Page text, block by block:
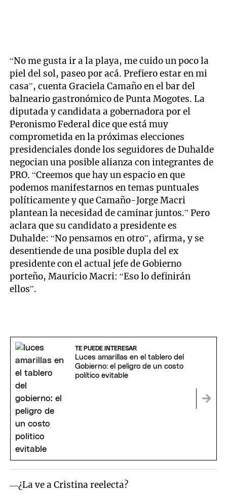
“No me gusta ir a la playa, me cuido un poco la
piel del sol, paseo por acá. Prefiero estar en mi
casa”, cuenta Graciela Camaño en el bar del
balneario gastronómico de Punta Mogotes. La
diputada y candidata a gobernadora por el
Peronismo Federal dice que está muy
comprometida en la próximas elecciones
presidenciales donde los seguidores de Duhalde
negocian una posible alianza con integrantes de
PRO. “Creemos que hay un espacio en que
podemos manifestarnos en temas puntuales
políticamente y que Camaño-Jorge Macri
plantean la necesidad de caminar juntos.” Pero
aclara que su candidato a presidente es
Duhalde: “No pensamos en otro”, afirma, y se
desentiende de una posible dupla del ex
presidente con el actual jefe de Gobierno
porteño, Mauricio Macri: “Eso lo definirán
ellos”.
TE PUEDE INTERESAR
Luces amarillas en el tablero del
Gobierno: el peligro de un costo
político evitable
—¿La ve a Cristina reelecta?